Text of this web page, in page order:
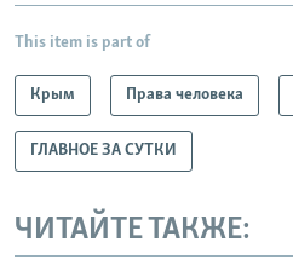
This item is part of
Крым Права человека
ГЛАВНОЕ ЗА СУТКИ
ЧИТАЙТЕ ТАКЖЕ: